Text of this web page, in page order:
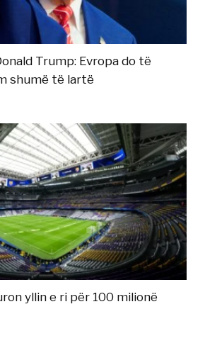
Trump: Evropa do të
shumë të lartë
yllin e ri për 100 milionë